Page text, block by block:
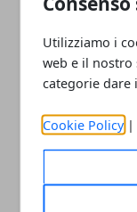
Utilizziamo i
web e il nostro
categorie dare
Cookie Policy |
24/09/2015